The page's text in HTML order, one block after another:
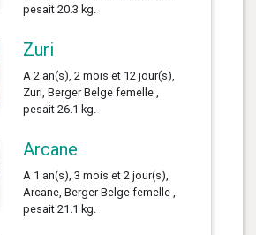
pesait 20.3 kg.
Zuri
A 2 an(s), 2 mois et 12 jour(s),
Zuri, Berger Belge femelle ,
pesait 26.1 kg.
Arcane
A 1 an(s), 3 mois et 2 jour(s),
Arcane, Berger Belge femelle ,
pesait 21.1 kg.